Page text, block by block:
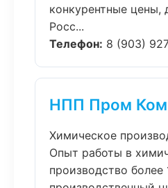
конкурентные цены,
Росс...
Телефон: 8 (903)
НПП Пром
Химическое
Опыт работы в
производство